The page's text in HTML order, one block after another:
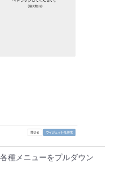
種メニューをプルダウン